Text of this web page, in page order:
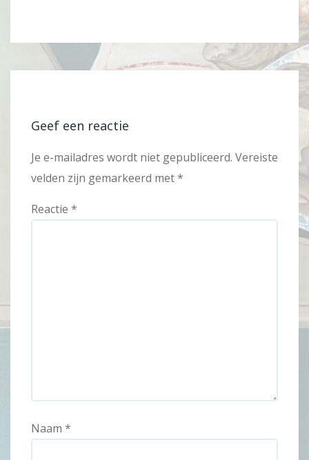
Geef een reactie
Je e-mailadres wordt niet gepubliceerd. Vereiste
velden zijn gemarkeerd met*
Reactie *
Naam *